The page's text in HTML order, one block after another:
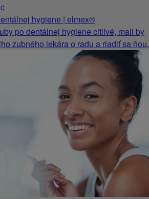
hygiene | elmex®
po dentálnej hygiene citlivé, mali by
zubného lekára o radu a riadiť sa ňou.